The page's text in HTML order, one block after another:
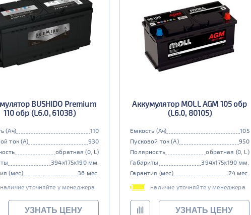
BUSHIDO Premium
110 обр (L6.0, 61038)
(Ач)
110
ток (А)
930
обратная (0, L)
394x175x190 мм.
(мес)
36 мес.
наличие уточняйте у менеджера
УЗНАТЬ ЦЕНУ
Аккумулятор MOLL AGM 105 обр
(L6.0, 80105)
Емкость (Ач)
105
Пусковой ток (А)
950
Полярность
обратная (0, L)
Габариты
394x175x190 мм.
Гарантия (мес)
24 мес.
наличие уточняйте у менеджера
УЗНАТЬ ЦЕНУ